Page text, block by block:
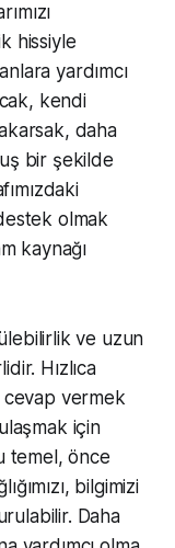
hissiyle
yardımcı
kendi
daha
bir şekilde
olmak
kaynağı
ve uzun
Hızlıca
cevap vermek
için
temel, önce
bilgimizi
Daha